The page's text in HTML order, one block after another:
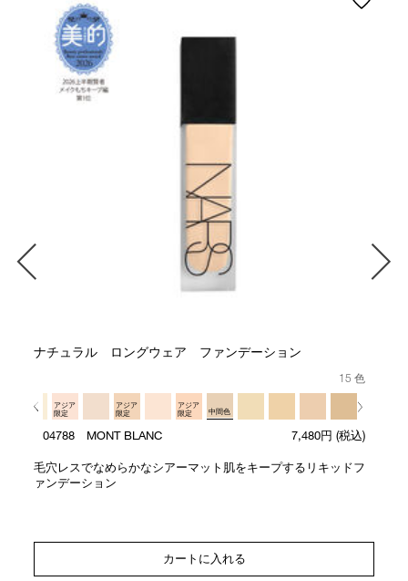
ナチュラル ロングウェア ファンデーション
15 色
アジア
限定
アジア
限定
アジア
限定
中間色
04788 MONT BLANC 7,480円 (税込)
毛穴レスでなめらかなシアーマット肌をキープするリキッドフ
ァンデーション
カートに入れる